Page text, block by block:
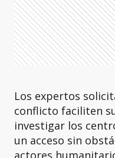
Los expertos
conflicto faciliten
investigar los
un acceso sin
actores